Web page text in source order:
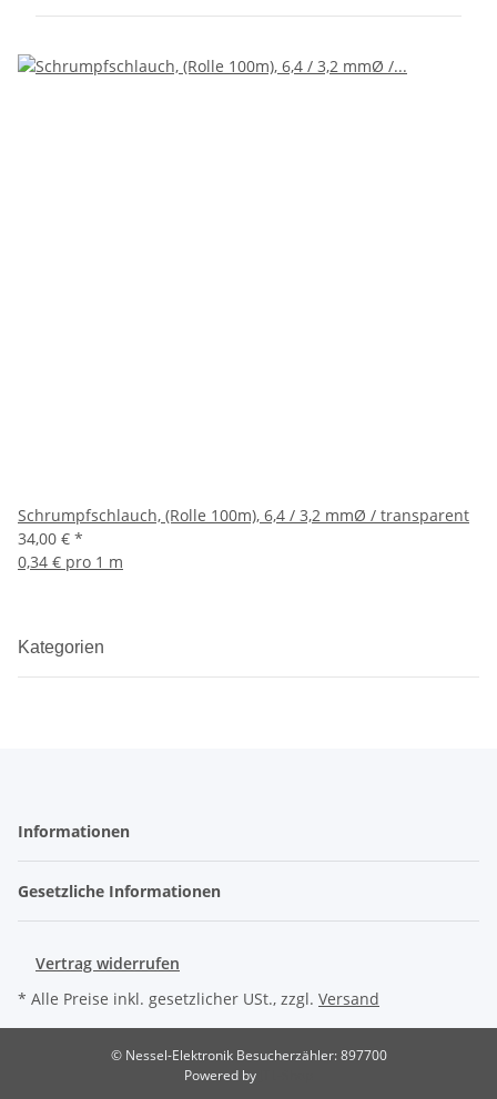
Schrumpfschlauch, (Rolle 100m), 6,4 / 3,2 mmØ / transparent
34,00 € *
0,34 € pro 1 m
Kategorien
Informationen
Gesetzliche Informationen
Vertrag widerrufen
* Alle Preise inkl. gesetzlicher USt., zzgl. Versand
© Nessel-ElektronikBesucherzähler: 897700
Powered by